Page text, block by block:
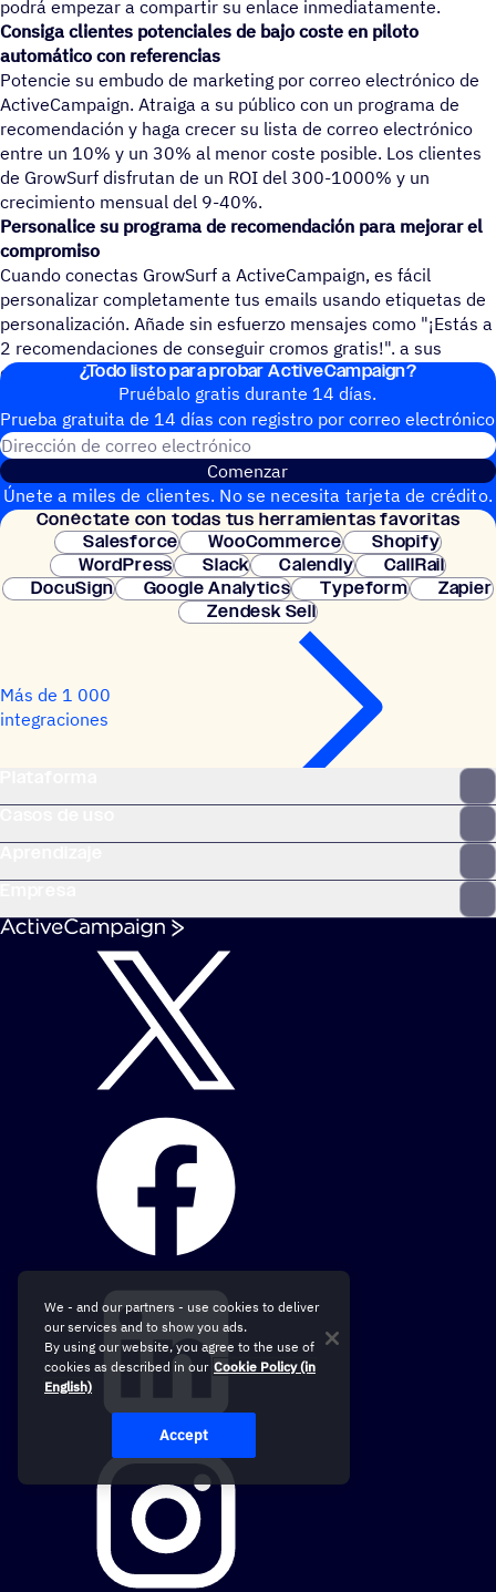
podrá empezar a compartir su enlace inmediatamente.
Consiga clientes potenciales de bajo coste en piloto
automático con referencias
Potencie su embudo de marketing por correo electrónico de
ActiveCampaign. Atraiga a su público con un programa de
recomendación y haga crecer su lista de correo electrónico
entre un 10% y un 30% al menor coste posible. Los clientes
de GrowSurf disfrutan de un ROI del 300-1000% y un
crecimiento mensual del 9-40%.
Personalice su programa de recomendación para mejorar el
compromiso
Cuando conectas GrowSurf a ActiveCampaign, es fácil
personalizar completamente tus emails usando etiquetas de
personalización. Añade sin esfuerzo mensajes como "¡Estás a
2 recomendaciones de conseguir cromos gratis!". a sus
correos electrónicos de ActiveCampaign.
¿Todo listo para probar ActiveCampaign?
Pruébalo gratis durante 14 días.
Prueba gratuita de 14 días con regis­tro por correo electrónico
Dirección de correo electrónico
Comenzar
Únete a miles de clientes. No se necesita tarjeta de crédito.
Configuración instantánea.
Conéc­tate con todas tus herramientas favoritas
Salesforce
WooCommerce
Shopify
WordPress
Slack Calendly
CallRail
DocuSign
Google Analytics Typeform
Zapier
Zendesk Sell
Más de 1 000
integraciones
We - and our partners - use cookies to deliver
our services and to show you ads.
By using our website, you agree to the use of
cookies as described in our Cookie Policy (in
English)
Accept